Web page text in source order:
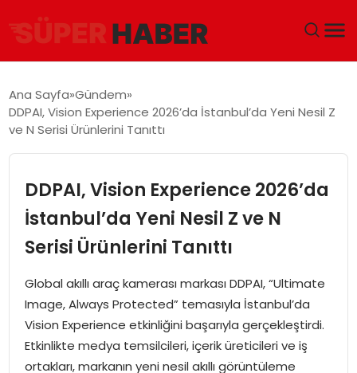
GÜNDEM
EĞITIM
EKONOMI
MAGAZIN
SAĞLIK
Ana Sayfa Gündem
DDPAI, Vision Experience 2026’da İstanbul’da Yeni Nesil Z
ve N Serisi Ürünlerini Tanıttı
DDPAI, Vision Experience 2026’da
İstanbul’da Yeni Nesil Z ve N
Serisi Ürünlerini Tanıttı
Global akıllı araç kamerası markası DDPAI, “Ultimate
Image, Always Protected” temasıyla İstanbul’da
Vision Experience etkinliğini başarıyla gerçekleştirdi.
Etkinlikte medya temsilcileri, içerik üreticileri ve iş
ortakları, markanın yeni nesil akıllı görüntüleme